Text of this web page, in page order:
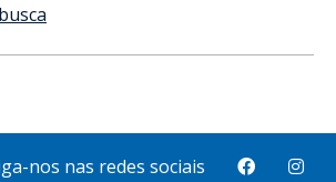
nos nas redes sociais